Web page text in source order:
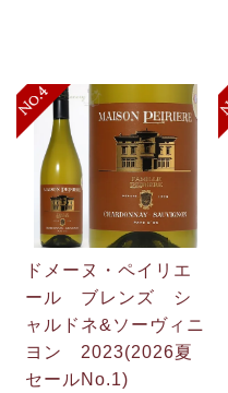
ドメーヌ・ペイリエ
ール ブレンズ シ
ャルドネ&ソーヴィニ
ヨン 2023(2026夏
セールNo.1)